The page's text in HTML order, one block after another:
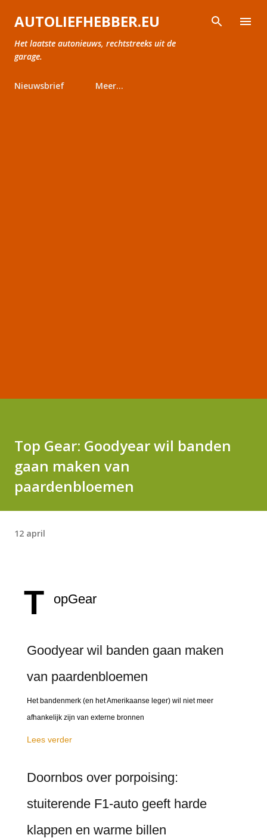
Doorgaan naar hoofdcontent
AUTOLIEFHEBBER.EU
Het laatste autonieuws, rechtstreeks uit de
garage.
Nieuwsbrief Meer…
Top Gear: Goodyear wil banden
gaan maken van
paardenbloemen
12 april
T opGear
Goodyear wil banden gaan maken
van paardenbloemen
Het bandenmerk (en het Amerikaanse leger) wil niet meer
afhankelijk zijn van externe bronnen
Lees verder
Doornbos over porpoising:
stuiterende F1-auto geeft harde
klappen en warme billen